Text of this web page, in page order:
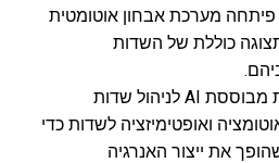
פיתחה מערכת אבחון אוטומטית
כוללת של השדות
Raycatch פיתחה מערכת מבוססת AI לניהול שדות
ואופטימיזציה לשדות כדי
את ייצור האנרגיה